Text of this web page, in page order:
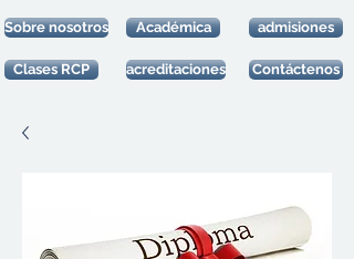
Sobre nosotros Académica admisiones
Clases RCP acreditaciones Contáctenos